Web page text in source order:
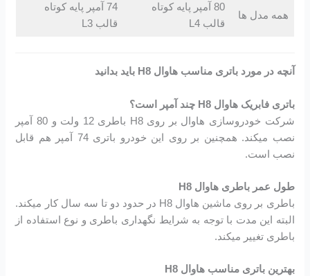
همه مدل ها
80 آمپر پایه کوتاه
قالب L4
74 آمپر پایه کوتاه
قالب L3
آنچه در مورد باتری مناسب هاوال H8 باید بدانید
باتری فابریک هاوال H8 چند آمپر است؟
شرکت خودروسازی هاوال بر روی H8 باطری 12 ولت و 80 آمپر
نصب میکند. همچنین بر روی این خودرو باتری 74 آمپر هم قابل
نصب است.
طول عمر باطری هاوال H8
باطری بر روی ماشین هاوال H8 در حدود دو تا سه سال کار میکند.
البته این مدت با توجه به شرایط نگهداری باطری و نوع استفاده از
باطری تغییر میکند.
بهترین باتری مناسب هاوال H8